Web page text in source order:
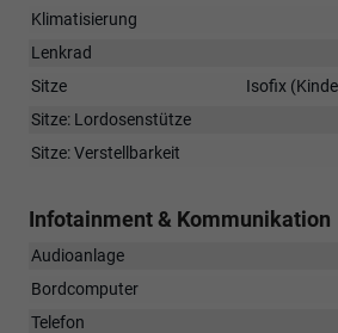
Klimatisierung
Lenkrad
Sitze
Isofix
Sitze: Lordosenstütze
Sitze: Verstellbarkeit
Infotainment & Kommunikation
Audioanlage
Bordcomputer
Telefon